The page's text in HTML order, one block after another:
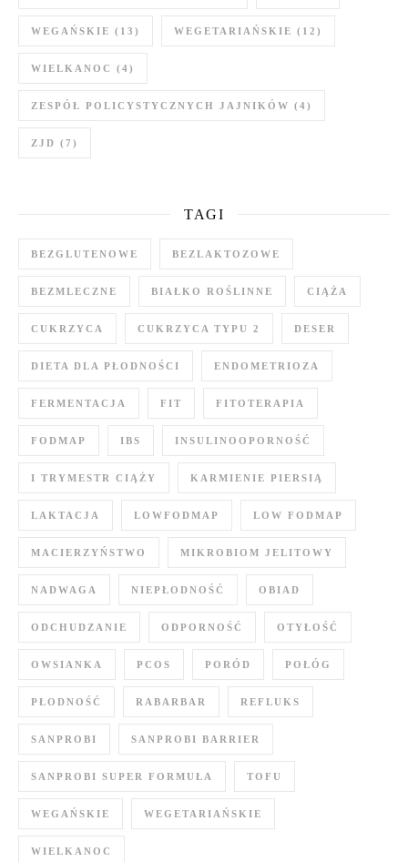
WEGAŃSKIE (13) WEGETARIAŃSKIE (12)
WIELKANOC (4)
ZESPÓŁ POLICYSTYCZNYCH JAJNIKÓW (4)
ZJD (7)
TAGI
BEZGLUTENOWE BEZLAKTOZOWE
BEZMLECZNE BIAŁKO ROŚLINNE CIĄŻA
CUKRZYCA CUKRZYCA TYPU 2 DESER
DIETA DLA PŁODNOŚCI ENDOMETRIOZA
FERMENTACJA FIT FITOTERAPIA
FODMAP IBS INSULINOOPORNOŚĆ
I TRYMESTR CIĄŻY KARMIENIE PIERSIĄ
LAKTACJA LOWFODMAP LOW FODMAP
MACIERZYŃSTWO MIKROBIOM JELITOWY
NADWAGA NIEPŁODNOŚĆ OBIAD
ODCHUDZANIE ODPORNOŚĆ OTYŁOŚĆ
OWSIANKA PCOS PORÓD POŁÓG
PŁODNOŚĆ RABARBAR REFLUKS
SANPROBI SANPROBI BARRIER
SANPROBI SUPER FORMUŁA TOFU
WEGAŃSKIE WEGETARIAŃSKIE
WIELKANOC